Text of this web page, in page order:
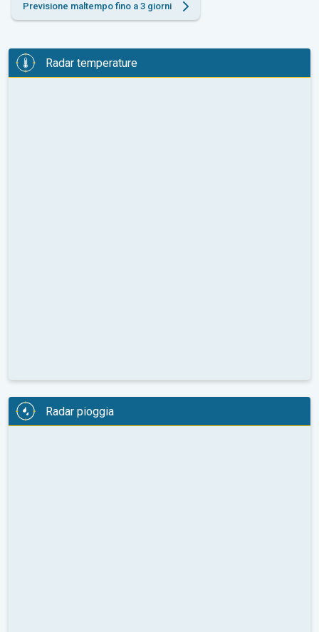
Previsione maltempo fino a 3 giorni
Radar temperature
Radar pioggia